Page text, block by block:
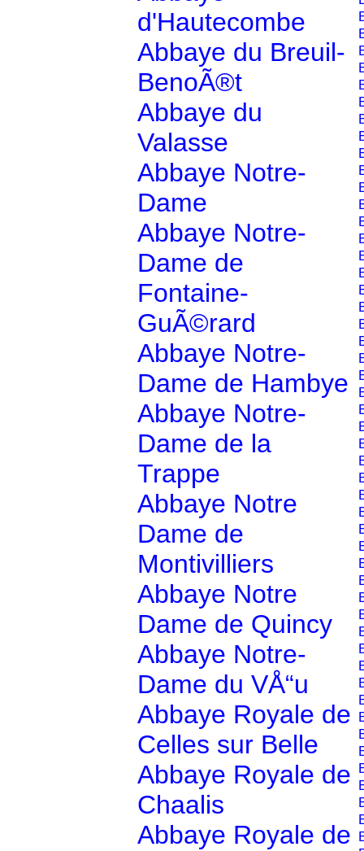
d'Hautecombe
Abbaye du Breuil-
BenoÃ®t
Abbaye du
Valasse
Abbaye Notre-
Dame
Abbaye Notre-
Dame de
Fontaine-
GuÃ©rard
Abbaye Notre-
Dame de Hambye
Abbaye Notre-
Dame de la
Trappe
Abbaye Notre
Dame de
Montivilliers
Abbaye Notre
Dame de Quincy
Abbaye Notre-
Dame du VÅ“u
Abbaye Royale de
Celles sur Belle
Abbaye Royale de
Chaalis
Abbaye Royale de